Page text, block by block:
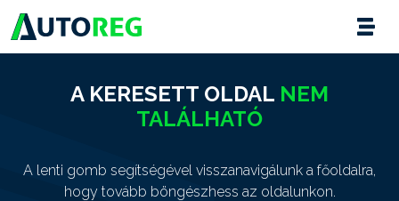
A KERESETT OLDAL NEM
TALÁLHATÓ
A lenti gomb segítségével visszanavigálunk a főoldalra,
hogy tovább böngészhess az oldalunkon.